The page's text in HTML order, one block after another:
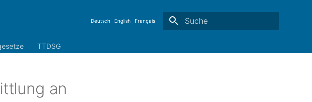
Deutsch English Français
TTDSG
an